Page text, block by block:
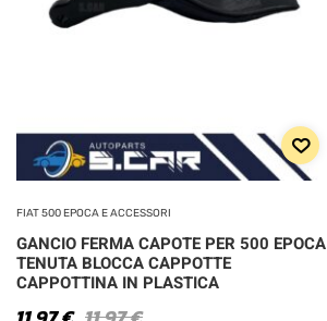
FIAT 500 EPOCA E ACCESSORI
GANCIO FERMA CAPOTE PER 500 EPOCA
TENUTA BLOCCA CAPPOTTE
CAPPOTTINA IN PLASTICA